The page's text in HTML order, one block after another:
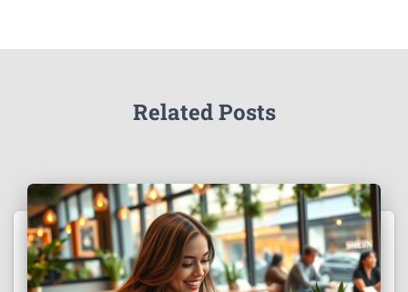
Related Posts